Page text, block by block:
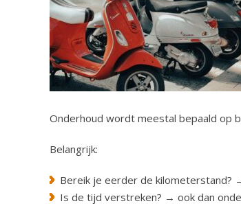
Onderhoud wordt meestal bepaald op
Belangrijk:
Bereik je eerder de kilometerstand?
Is de tijd verstreken? → ook dan